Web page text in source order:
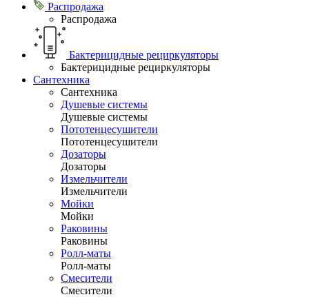
Распродажа
Распродажа
Бактерицидные рециркуляторы
Бактерицидные рециркуляторы
Сантехника
Сантехника
Душевые системы
Душевые системы
Пототенцесушители
Пототенцесушители
Дозаторы
Дозаторы
Измельчители
Измельчители
Мойки
Мойки
Раковины
Раковины
Ролл-маты
Ролл-маты
Смесители
Смесители